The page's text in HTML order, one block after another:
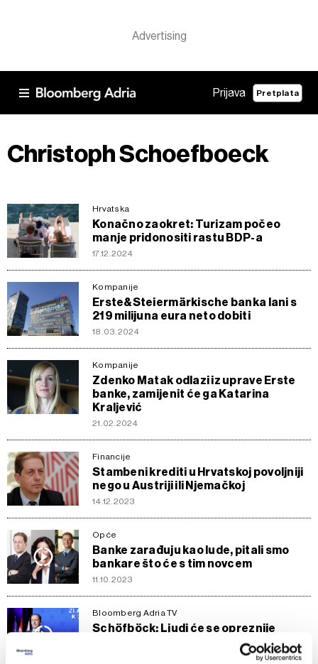
Prijava Pretplata
Christoph Schoefboeck
Hrvatska
Konačno zaokret: Turizam počeo
manje pridonositi rastu BDP-a
17.12.2024
Kompanije
Erste&Steiermärkische banka lani s
219 milijuna eura neto dobiti
18.03.2024
Kompanije
Zdenko Matak odlazi iz uprave Erste
banke, zamijenit će ga Katarina
Kraljević
21.02.2024
Financije
Stambeni krediti u Hrvatskoj povoljniji
nego u Austriji ili Njemačkoj
14.12.2023
Opće
Banke zarađuju kao lude, pitali smo
bankare što će s tim novcem
11.10.2023
Bloomberg Adria TV
Schöfböck: Ljudi će se opreznĳe
zaduživati, ali će BDP rasti 2,5 posto